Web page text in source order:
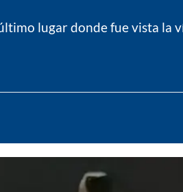
lugar donde fue vista